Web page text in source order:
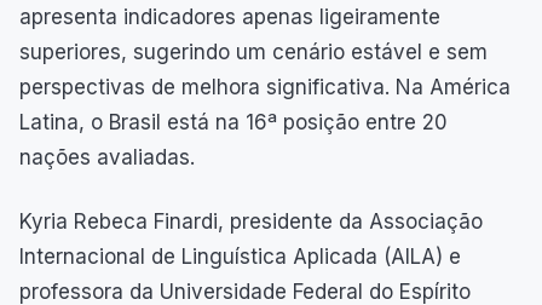
apresenta indicadores apenas ligeiramente
superiores, sugerindo um cenário estável e sem
perspectivas de melhora significativa. Na América
Latina, o Brasil está na 16ª posição entre 20
nações avaliadas.
Kyria Rebeca Finardi, presidente da Associação
Internacional de Linguística Aplicada (AILA) e
professora da Universidade Federal do Espírito